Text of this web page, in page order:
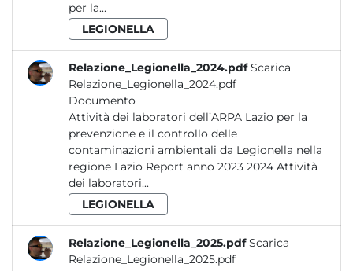
per la...
LEGIONELLA
Relazione_Legionella_2024.pdf Scarica
Relazione_Legionella_2024.pdf
Documento
Attività dei laboratori dell’ARPA Lazio per la
prevenzione e il controllo delle
contaminazioni ambientali da Legionella nella
regione Lazio Report anno 2023 2024 Attività
dei laboratori...
LEGIONELLA
Relazione_Legionella_2025.pdf Scarica
Relazione_Legionella_2025.pdf